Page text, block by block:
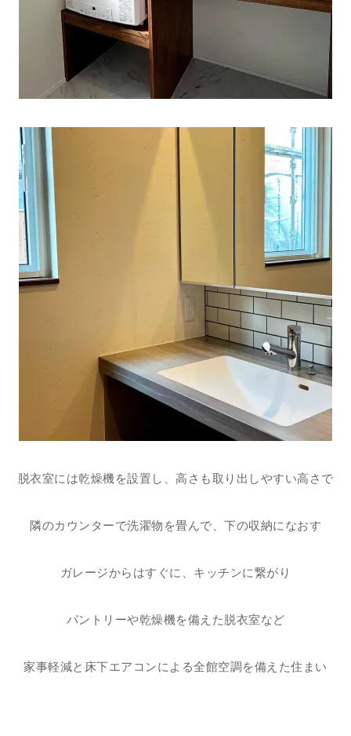
脱衣室には乾燥機を設置し、高さも取り出しやすい高さで
隣のカウンターで洗濯物を畳んで、下の収納になおす
ガレージからはすぐに、キッチンに繋がり
パントリーや乾燥機を備えた脱衣室など
家事軽減と床下エアコンによる全館空調を備えた住まい